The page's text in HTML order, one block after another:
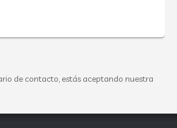
de contacto, estás aceptando nuestra